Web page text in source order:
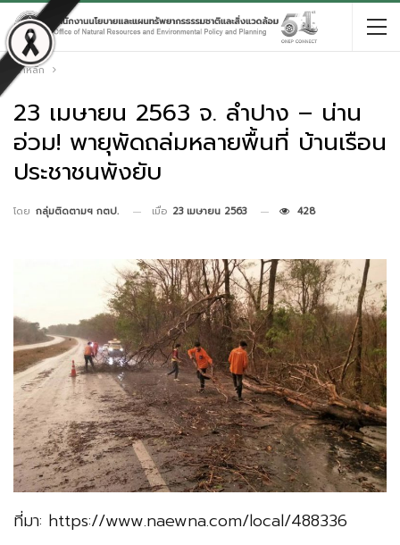
หน้าหลัก
23 เมษายน 2563 จ. ลำปาง – น่าน
อ่วม! พายุพัดถล่มหลายพื้นที่ บ้านเรือน
ประชาชนพังยับ
โดย กลุ่มติดตามฯ กตป. เมื่อ 23 เมษายน 2563 428
ที่มา: https://www.naewna.com/local/488336